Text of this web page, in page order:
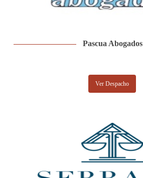
Pascua Abogados
Ver Despacho